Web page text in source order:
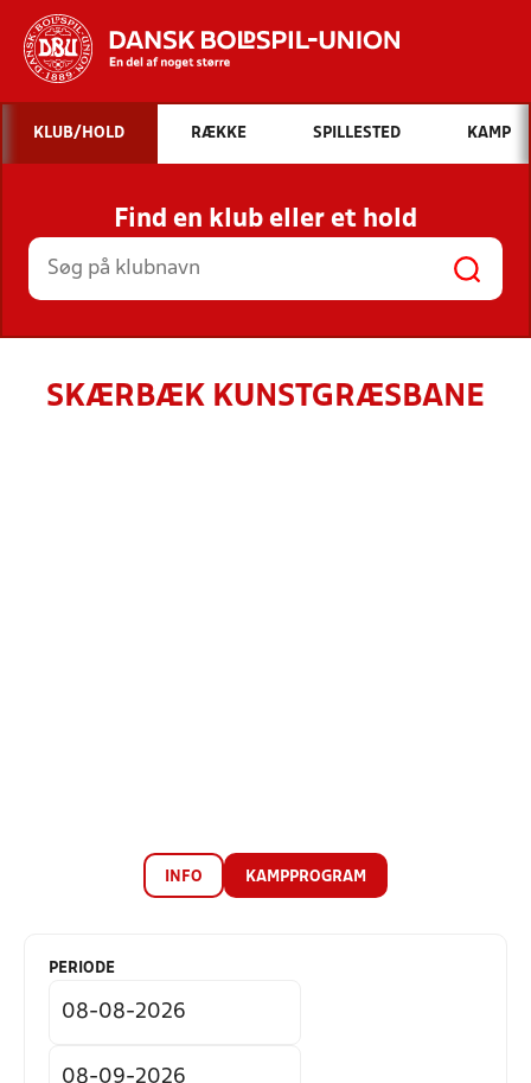
Hvad vil du søge efter?
INDHOLD OG NYHEDER
STILLINGER, RESULTATER, KLUBBER OG
HOLD
KLUB/HOLD RÆKKE SPILLESTED KAMP
Find en klub eller et hold
SKÆRBÆK KUNSTGRÆSBANE
INFO KAMPPROGRAM
PERIODE